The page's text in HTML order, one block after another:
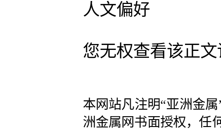
人文偏好
您无权查看该正
本网站凡注明“亚洲金
洲金属网书面授权，任